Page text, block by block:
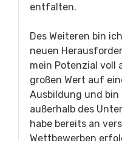
entfalten.
Des Weiteren bin
neuen
mein Potenzial voll
großen Wert auf
Ausbildung und
außerhalb des
habe bereits an
Wettbewerben